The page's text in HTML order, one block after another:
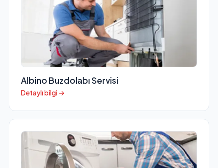
Albino Buzdolabı Servisi
Detaylı bilgi →